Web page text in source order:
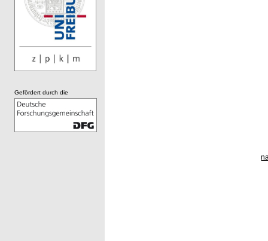
Gefördert durch die